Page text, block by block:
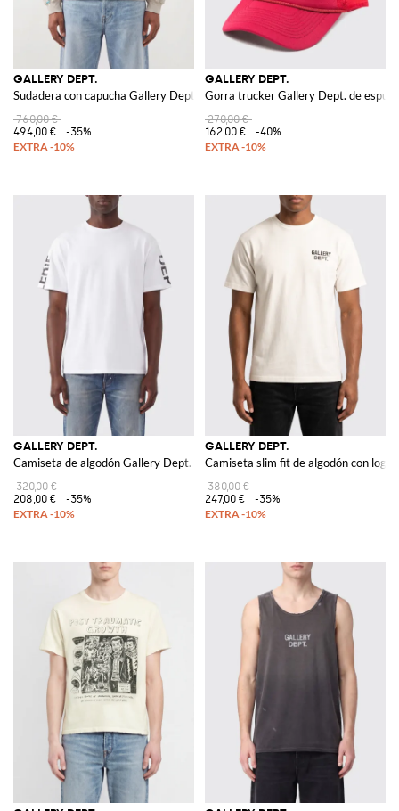
GALLERY DEPT.
Sudadera con capucha Gallery Dept. de algodón relaxed fit con estampado
760,00 €
494,00 €
-35%
GALLERY DEPT.
Gorra trucker Gallery Dept. de
270,00 €
162,00 €
-40%
GALLERY DEPT.
Camiseta de algodón Gallery Dept. con logo estampado a contraste en
320,00 €
208,00 €
-35%
GALLERY DEPT.
Camiseta slim fit de algodón con
380,00 €
247,00 €
-35%